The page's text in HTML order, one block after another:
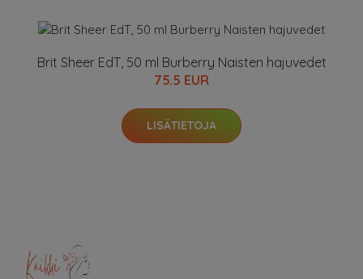
Brit Sheer EdT, 50 ml Burberry Naisten hajuvedet
75.5 EUR
LISÄTIETOJA